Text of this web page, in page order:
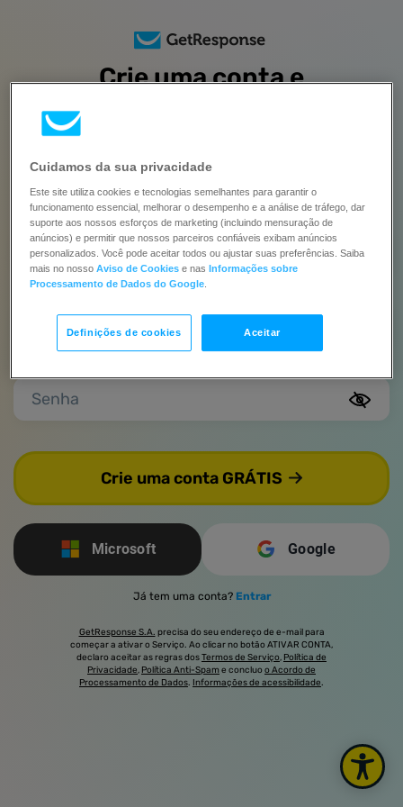
Crie uma conta e
experimente todos os
gratuitamente por 14 dias
Nenhum cartão de crédito é necessário | Faça upgrade quando
estiver pronto
Nome completo
Este campo é obrigatório.
E-mail
Senha
Crie uma conta GRÁTIS
Microsoft Google
Já tem uma conta? Entrar
GetResponse S.A. precisa do seu endereço de e-mail para
começar a ativar o Serviço. Ao clicar no botão ATIVAR CONTA,
declaro aceitar as regras dosTermos de Serviço, Política de
Privacidade, Política Anti-Spame concluoo Acordo de
Processamento de Dados. Informações de acessibilidade.
Cuidamos da sua privacidade
Este site utiliza cookies e tecnologias semelhantes para garantir o
funcionamento essencial, melhorar o desempenho e a análise de tráfego, dar
suporte aos nossos esforços de marketing (incluindo mensuração de
anúncios) e permitir que nossos parceiros confiáveis exibam anúncios
personalizados. Você pode aceitar todos ou ajustar suas preferências. Saiba
mais no nossoAviso de Cookies e nas Informações sobre
Processamento de Dados do Google.
Definições de cookies Aceitar